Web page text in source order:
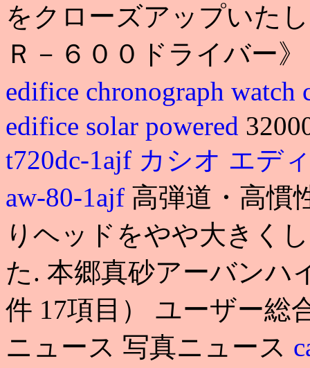
をクローズアップいた
Ｒ－６００ドライバー
edifice chronograph watch
edifice solar powered
t720dc-1ajf カシオ エデ
aw-80-1ajf 高弾道・高慣
りヘッドをやや大きく
た. 本郷真砂アーバンハ
件 17項目） ユーザー総
ニュース 写真ニュース